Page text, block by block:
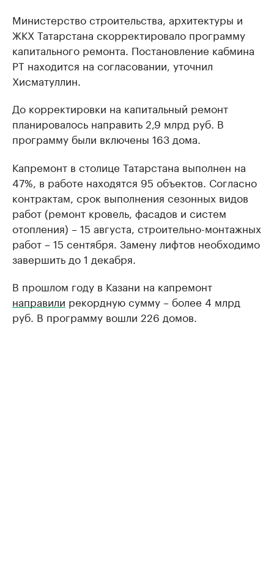
Министерство строительства, архитектуры и
ЖКХ Татарстана скорректировало программу
капитального ремонта. Постановление кабмина
РТ находится на согласовании, уточнил
Хисматуллин.
До корректировки на капитальный ремонт
планировалось направить 2,9 млрд руб. В
программу были включены 163 дома.
Капремонт в столице Татарстана выполнен на
47%, в работе находятся 95 объектов. Согласно
контрактам, срок выполнения сезонных видов
работ (ремонт кровель, фасадов и систем
отопления) – 15 августа, строительно-монтажных
работ – 15 сентября. Замену лифтов необходимо
завершить до 1 декабря.
В прошлом году в Казани на капремонт
направили рекордную сумму – более 4 млрд
руб. В программу вошли 226 домов.